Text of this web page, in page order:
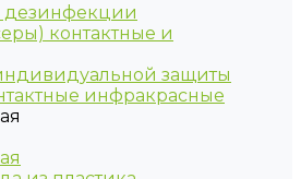
дезинфекции
контактные и
защиты
инфракрасные